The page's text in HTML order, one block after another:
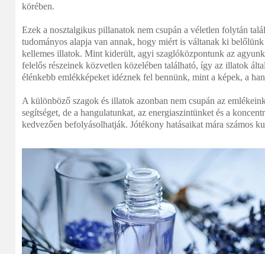
körében.
Ezek a nosztalgikus pillanatok nem csupán a véletlen folytán
tudományos alapja van annak, hogy miért is váltanak ki
kellemes illatok. Mint kiderült, agyi szaglóközpontunk az
felelős részeinek közvetlen közelében található, így az illatok
élénkebb emlékképeket idéznek fel bennünk, mint a képek, a
A különböző szagok és illatok azonban nem csupán az
segítséget, de a hangulatunkat, az energiaszintünket és a
kedvezően befolyásolhatják. Jótékony hatásaikat mára számos